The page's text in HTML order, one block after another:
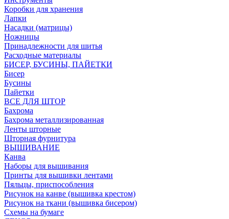
Коробки для хранения
Лапки
Насадки (матрицы)
Ножницы
Принадлежности для шитья
Расходные материалы
БИСЕР, БУСИНЫ, ПАЙЕТКИ
Бисер
Бусины
Пайетки
ВСЕ ДЛЯ ШТОР
Бахрома
Бахрома металлизированная
Ленты шторные
Шторная фурнитура
ВЫШИВАНИЕ
Канва
Наборы для вышивания
Принты для вышивки лентами
Пяльцы, приспособления
Рисунок на канве (вышивка крестом)
Рисунок на ткани (вышивка бисером)
Схемы на бумаге